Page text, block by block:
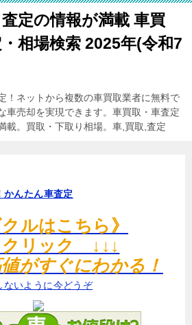
定の情報が満載 車買
相場検索 2025年(令和7
！ネットから複数の車買取業者に無料で
車売却を実現できます。車買取・車査定
載。買取・下取り相場。車,買取,査定
かんたん車査定
クルはこちら》
リック ↓↓↓
がすぐにわかる！
ないように今どうぞ